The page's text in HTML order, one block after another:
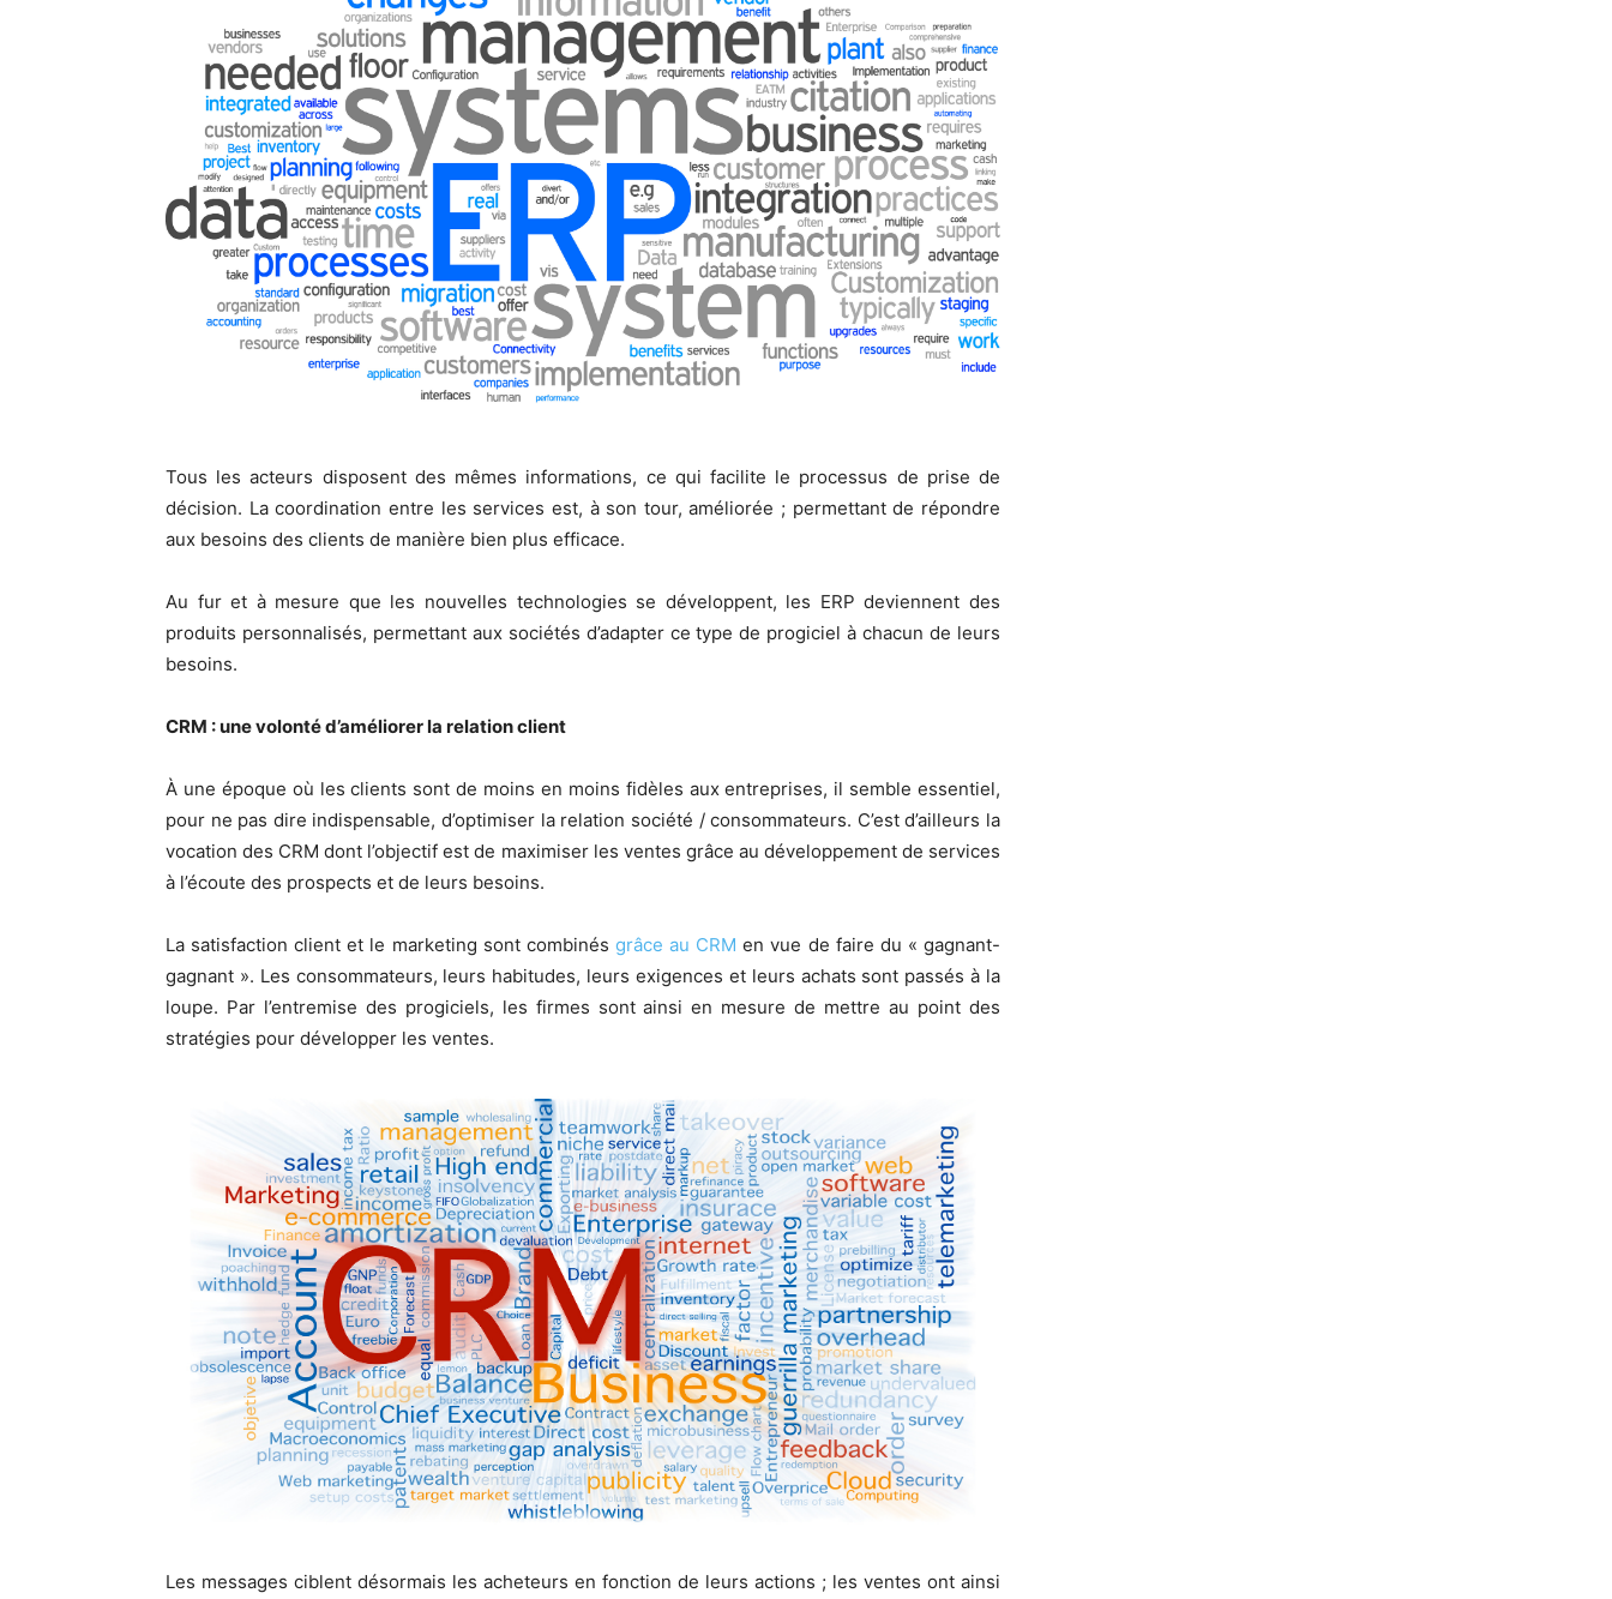
Tous les acteurs disposent des mêmes informations, ce qui facilite le processus de prise de
décision. La coordination entre les services est, à son tour, améliorée ; permettant de répondre
aux besoins des clients de manière bien plus efficace.
Au fur et à mesure que les nouvelles technologies se développent, les ERP deviennent des
produits personnalisés, permettant aux sociétés d’adapter ce type de progiciel à chacun de leurs
besoins.
CRM : une volonté d’améliorer la relation client
À une époque où les clients sont de moins en moins fidèles aux entreprises, il semble essentiel,
pour ne pas dire indispensable, d’optimiser la relation société / consommateurs. C’est d’ailleurs la
vocation des CRM dont l’objectif est de maximiser les ventes grâce au développement de services
à l’écoute des prospects et de leurs besoins.
La satisfaction client et le marketing sont combinés grâce au CRM en vue de faire du « gagnant-
gagnant ». Les consommateurs, leurs habitudes, leurs exigences et leurs achats sont passés à la
loupe. Par l’entremise des progiciels, les firmes sont ainsi en mesure de mettre au point des
stratégies pour développer les ventes.
Les messages ciblent désormais les acheteurs en fonction de leurs actions ; les ventes ont ainsi